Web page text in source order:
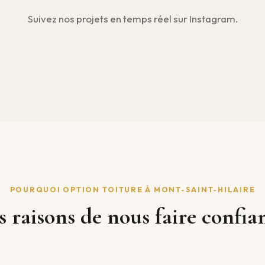
Suivez nos projets en temps réel sur Instagram.
POURQUOI OPTION TOITURE À MONT-SAINT-HILAIRE
raisons de nous faire